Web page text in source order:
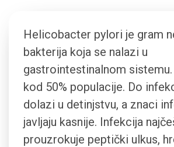
Helicobacter pylori je gram
bakterija koja se nalazi u
gastrointestinalnom
kod 50% populacije. Do
dolazi u detinjstvu, a znaci
javljaju kasnije. Infekcija
prouzrokuje peptički ulkus,